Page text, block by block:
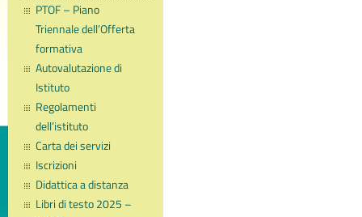
PTOF – Piano
Triennale dell’Offerta
formativa
Autovalutazione di
Istituto
Regolamenti
dell’istituto
Carta dei servizi
Iscrizioni
Didattica a distanza
Libri di testo 2025 –